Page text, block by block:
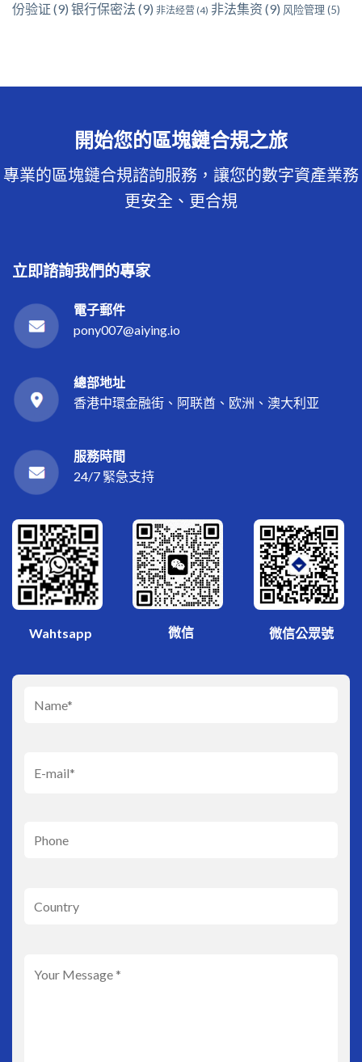
份验证 (9) 银行保密法 (9) 非法经营 (4) 非法集资 (9) 风险管理(5)
開始您的區塊鏈合規之旅
專業的區塊鏈合規諮詢服務，讓您的數字資產業務
更安全、更合規
立即諮詢我們的專家
電子郵件
pony007@aiying.io
總部地址
香港中環金融街、阿联酋、欧洲、澳大利亚
服務時間
24/7 緊急支持
Wahtsapp 微信 微信公眾號